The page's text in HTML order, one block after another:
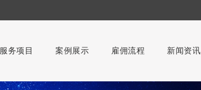
服务项目 案例展示 雇佣流程 新闻资讯